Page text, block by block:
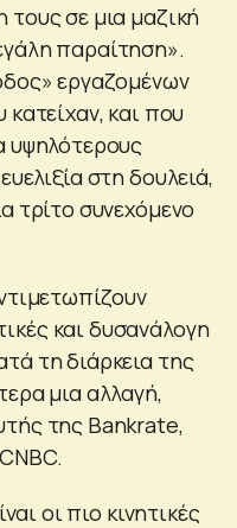
τους σε μια μαζική
παραίτηση».
εργαζομένων
και που
υψηλότερους
στη δουλειά,
τρίτο συνεχόμενο
και δυσανάλογη
τη διάρκεια της
μια αλλαγή,
της Bankrate,
οι πιο κινητικές